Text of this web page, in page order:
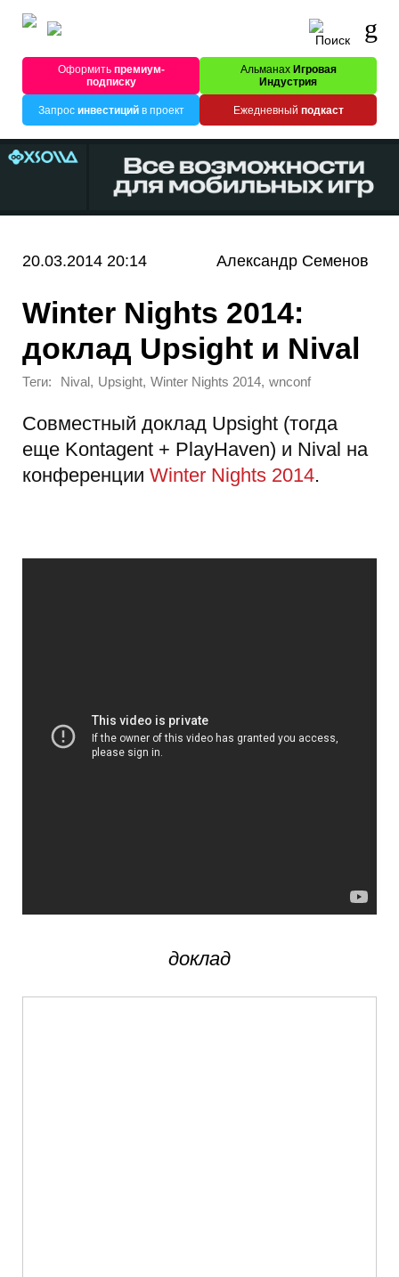
Оформитьпремиум-
подписку
Альманах Игровая
Индустрия
Запрос инвестицийв проект Ежедневный подкаст
20.03.2014 20:14 Александр Семенов
Winter Nights 2014:
доклад Upsight и Nival
Теги: Nival, Upsight, Winter Nights 2014, wnconf
Совместный доклад Upsight (тогда
еще Kontagent + PlayHaven) и Nival на
конференции Winter Nights 2014.
доклад